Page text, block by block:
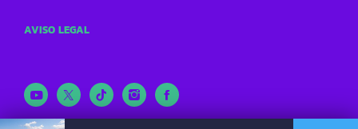
AVISO LEGAL